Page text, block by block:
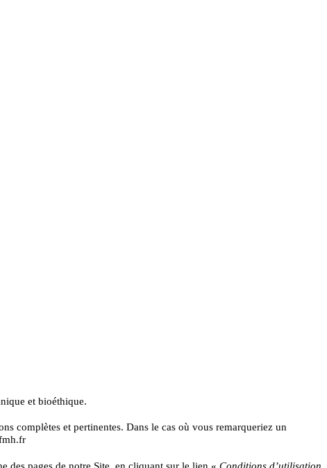
et bioéthique.
complètes et pertinentes. Dans le cas où vous remarqueriez un